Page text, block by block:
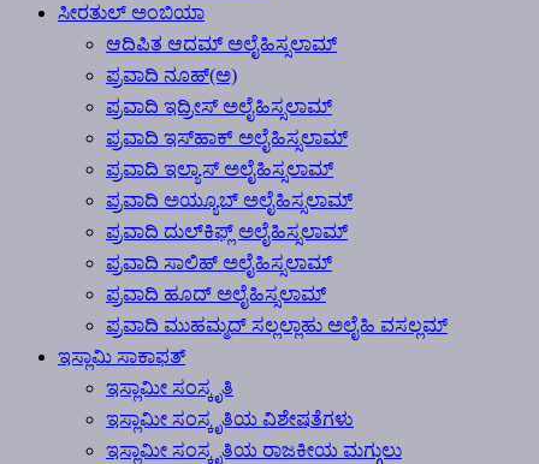
ಸೀರತುಲ್ ಅಂಬಿಯಾ
ಆದಿಪಿತ ಆದಮ್ ಅಲೈಹಿಸ್ಸಲಾಮ್
ಪ್ರವಾದಿ ನೂಹ್(ಅ)
ಪ್ರವಾದಿ ಇದ್ರೀಸ್ ಅಲೈಹಿಸ್ಸಲಾಮ್
ಪ್ರವಾದಿ ಇಸ್‍ಹಾಕ್ ಅಲೈಹಿಸ್ಸಲಾಮ್
ಪ್ರವಾದಿ ಇಲ್ಯಾಸ್ ಅಲೈಹಿಸ್ಸಲಾಮ್
ಪ್ರವಾದಿ ಅಯ್ಯೂಬ್ ಅಲೈಹಿಸ್ಸಲಾಮ್
ಪ್ರವಾದಿ ದುಲ್‍ಕಿಫ್ಲ್ ಅಲೈಹಿಸ್ಸಲಾಮ್
ಪ್ರವಾದಿ ಸಾಲಿಹ್ ಅಲೈಹಿಸ್ಸಲಾಮ್
ಪ್ರವಾದಿ ಹೂದ್ ಅಲೈಹಿಸ್ಸಲಾಮ್
ಪ್ರವಾದಿ ಮುಹಮ್ಮದ್ ಸಲ್ಲಲ್ಲಾಹು ಅಲೈಹಿ ವಸಲ್ಲಮ್
ಇಸ್ಲಾಮಿ ಸಾಕಾಫತ್
ಇಸ್ಲಾಮೀ ಸಂಸ್ಕೃತಿ
ಇಸ್ಲಾಮೀ ಸಂಸ್ಕೃತಿಯ ವಿಶೇಷತೆಗಳು
ಇಸ್ಲಾಮೀ ಸಂಸ್ಕೃತಿಯ ರಾಜಕೀಯ ಮಗ್ಗುಲು